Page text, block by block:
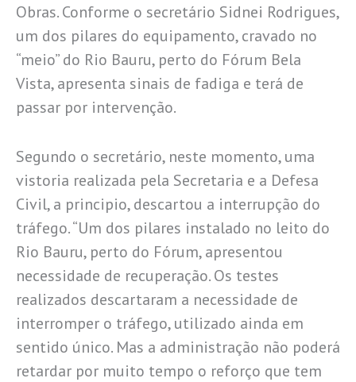
Obras. Conforme o secretário Sidnei Rodrigues,
um dos pilares do equipamento, cravado no
“meio” do Rio Bauru, perto do Fórum Bela
Vista, apresenta sinais de fadiga e terá de
passar por intervenção.
Segundo o secretário, neste momento, uma
vistoria realizada pela Secretaria e a Defesa
Civil, a principio, descartou a interrupção do
tráfego. “Um dos pilares instalado no leito do
Rio Bauru, perto do Fórum, apresentou
necessidade de recuperação. Os testes
realizados descartaram a necessidade de
interromper o tráfego, utilizado ainda em
sentido único. Mas a administração não poderá
retardar por muito tempo o reforço que tem